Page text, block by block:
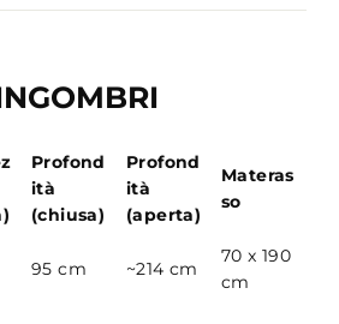
Profond
ità
(chiusa)
Profond
ità
(aperta)
Materas
so
95 cm ~214 cm
70 x 190
cm